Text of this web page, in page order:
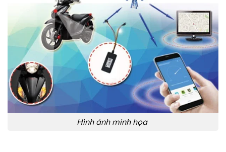
Hình ảnh minh họa